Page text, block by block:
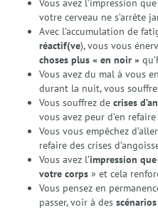
Accueil
Qui suis-je ?
Présentation
Mon
Mes domaines
Éthique et
Spécialités
Gestion du stress et
Émotions et Santé
Préparation Mentale
Confiance en Soi
Vous avez l’impression
votre cerveau ne s’arrête
Avec l’accumulation de
réactif(ve), vous vous
choses plus « en noir »
Vous avez du mal à vous
durant la nuit, vous
Vous souffrez de crises
vous avez peur d’en refaire
Vous vous empêchez
refaire des crises
Vous avez l’impression
votre corps » et cela
Vous pensez en
passer, voir à des